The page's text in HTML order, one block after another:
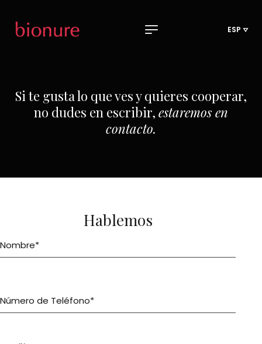
ESP
Si te gusta lo que ves y quieres cooperar,
no dudes en escribir, estaremos en
contacto.
Hablemos